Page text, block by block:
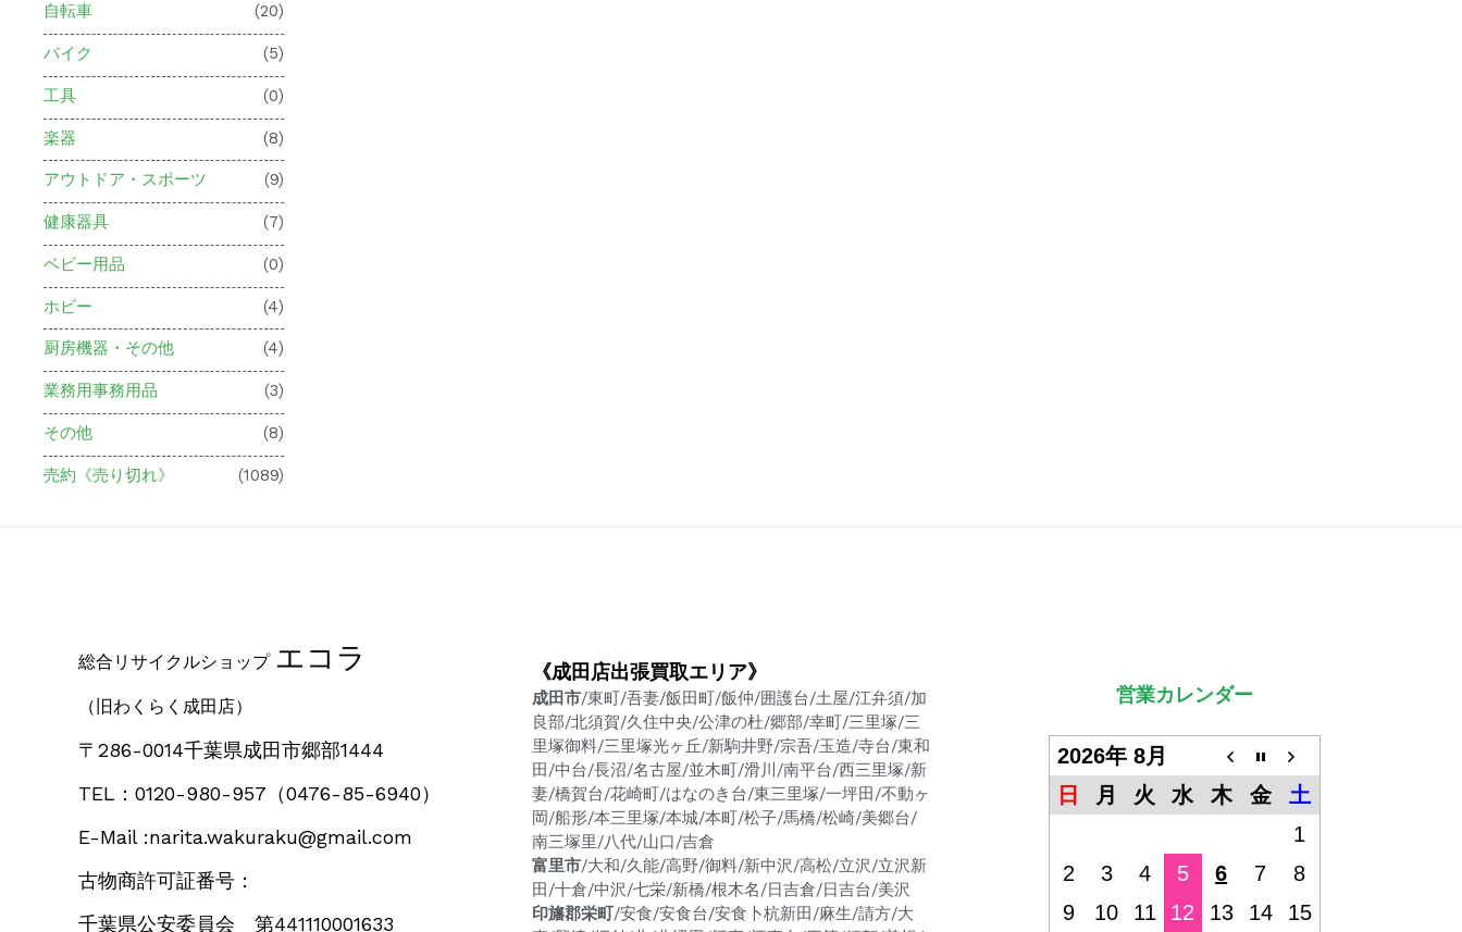
自転車 (20)
バイク (5)
工具 (0)
楽器 (8)
アウトドア・スポーツ (9)
健康器具 (7)
ベビー用品 (0)
ホビー (4)
厨房機器・その他 (4)
業務用事務用品 (3)
その他 (8)
売約《売り切れ》 (1089)
総合リサイクルショップ エコラ
（旧わくらく成田店）
〒286-0014千葉県成田市郷部1444
TEL：0120-980-957 （0476-85-6940）
E-Mail :narita.wakuraku@gmail.com
古物商許可証番号：
千葉県公安委員会 第441110001633
《成田店出張買取エリア》
成田市/東町/吾妻/飯田町/飯仲/囲護台/土屋/江弁須/加
良部/北須賀/久住中央/公津の杜/郷部/幸町/三里塚/三
里塚御料/三里塚光ヶ丘/新駒井野/宗吾/玉造/寺台/東和
田/中台/長沼/名古屋/並木町/滑川/南平台/西三里塚/新
妻/橋賀台/花崎町/はなのき台/東三里塚/一坪田/不動ヶ
岡/船形/本三里塚/本城/本町/松子/馬橋/松崎/美郷台/
南三塚里/八代/山口/吉倉
富里市/大和/久能/高野/御料/新中沢/高松/立沢/立沢新
田/十倉/中沢/七栄/新橋/根木名/日吉倉/日吉台/美沢
印旛郡栄町/安食/安食台/安食卜杭新田/麻生/請方/大
営業カレンダー
2026年 8月
日
月 火 水 木 金
土
1
2
3 4 5 6 7
8
9
10 11 12 13 14 15